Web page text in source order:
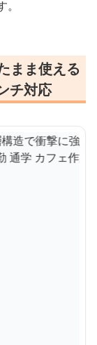
まま使える
チ対応